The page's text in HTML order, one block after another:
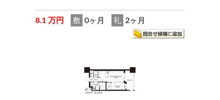
8.1 万円 敷 0ヶ月 礼 2ヶ月